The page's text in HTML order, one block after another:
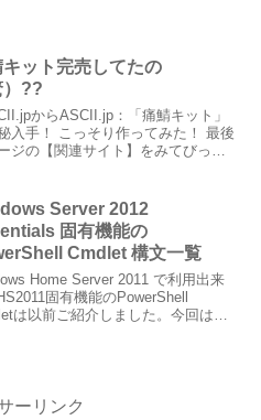
ット完売してたの
）??
からASCII.jp：「痛鯖キット」
入手！ こっそり作ってみた！ 最後
ジの【関連サイト】をみてびっく
PP2適用済となっ...
Server 2012
固有機能の
Cmdlet 構文一覧
Home Server 2011 で利用出来
固有機能のPowerShell
は以前ご紹介しました。今回は
ーリンク